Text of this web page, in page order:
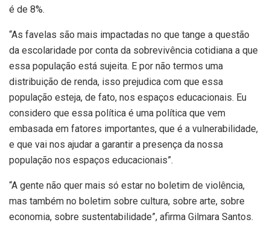
é de 8%.
“As favelas são mais impactadas no que tange a questão
da escolaridade por conta da sobrevivência cotidiana a que
essa população está sujeita. E por não termos uma
distribuição de renda, isso prejudica com que essa
população esteja, de fato, nos espaços educacionais. Eu
considero que essa política é uma política que vem
embasada em fatores importantes, que é a vulnerabilidade,
e que vai nos ajudar a garantir a presença da nossa
população nos espaços educacionais”.
“A gente não quer mais só estar no boletim de violência,
mas também no boletim sobre cultura, sobre arte, sobre
economia, sobre sustentabilidade”, afirma Gilmara Santos.